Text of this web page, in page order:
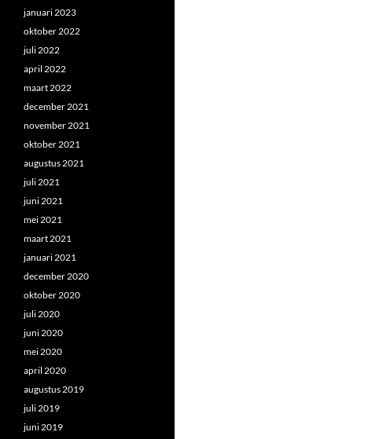
januari 2023
oktober 2022
juli 2022
april 2022
maart 2022
december 2021
november 2021
oktober 2021
augustus 2021
juli 2021
juni 2021
mei 2021
maart 2021
januari 2021
december 2020
oktober 2020
juli 2020
juni 2020
mei 2020
april 2020
augustus 2019
juli 2019
juni 2019